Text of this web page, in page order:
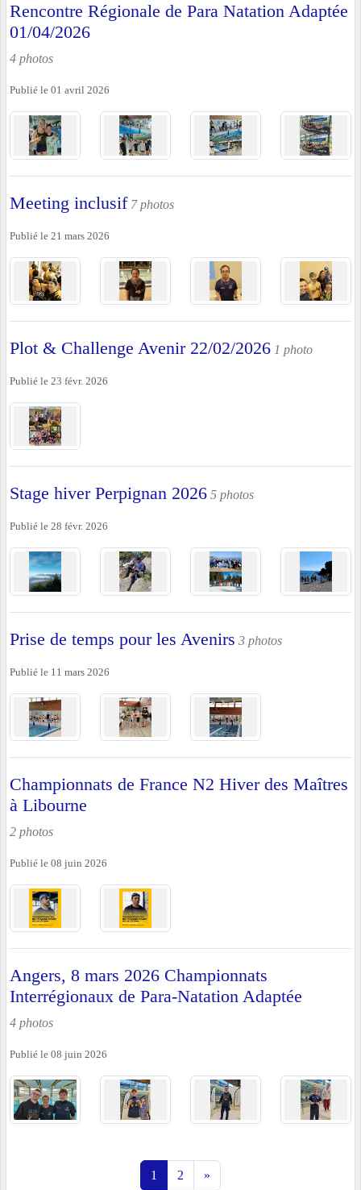
Rencontre Régionale de Para Natation Adaptée
01/04/2026
4 photos
Publié le 01 avril 2026
Meeting inclusif 7 photos
Publié le 21 mars 2026
Plot & Challenge Avenir 22/02/2026 1 photo
Publié le 23 févr. 2026
Stage hiver Perpignan 2026 5 photos
Publié le 28 févr. 2026
Prise de temps pour les Avenirs 3 photos
Publié le 11 mars 2026
Championnats de France N2 Hiver des Maîtres
à Libourne
2 photos
Publié le 08 juin 2026
Angers, 8 mars 2026 Championnats
Interrégionaux de Para-Natation Adaptée
4 photos
Publié le 08 juin 2026
1 2 »